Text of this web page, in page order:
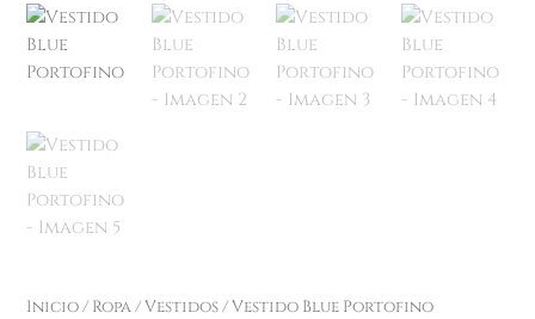
Inicio/ Ropa/Vestidos/ Vestido Blue Portofino